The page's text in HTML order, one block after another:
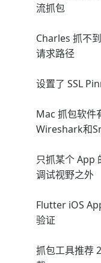
流抓包
Charles 抓不
请求路径
设置了 SSL
Mac 抓包软件
Wireshark和
只抓某个 App
调试视野之外
Flutter iOS
验证
抓包工具推荐